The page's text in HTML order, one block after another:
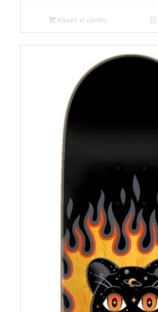
Añadir al carrito